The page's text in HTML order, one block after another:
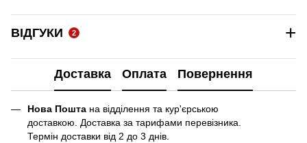
ВІДГУКИ 2 +
Доставка Оплата Повернення
Нова Пошта на відділення та кур'єрською
доставкою. Доставка за тарифами перевізника.
Термін доставки від 2 до 3 днів.